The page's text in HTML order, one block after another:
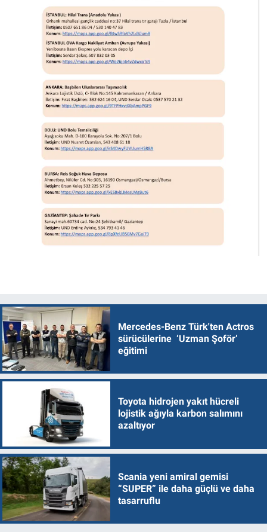
Mercedes-Benz Türk'ten Actros
sürücülerine ‘Uzman Şoför’
eğitimi
Toyota hidrojen yakıt hücreli
lojistik ağıyla karbon salımını
azaltıyor
Scania yeni amiral gemisi
“SUPER” ile daha güçlü ve daha
tasarruflu